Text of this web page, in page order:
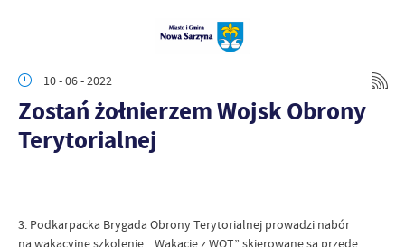
10 - 06 - 2022
Zostań żołnierzem Wojsk Obrony
Terytorialnej
3. Podkarpacka Brygada Obrony Terytorialnej prowadzi nabór
na wakacyjne szkolenie. „Wakacje z WOT” skierowane są przede